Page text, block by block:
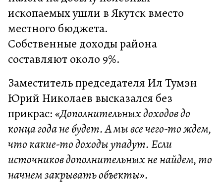
ископаемых ушли в Якутск вместо
местного бюджета.
Собственные доходы района
составляют около 9%.
Заместитель председателя Ил Тумэн
Юрий Николаев высказался без
прикрас:«Дополнительных доходов до
конца года не будет. А мы все чего-то ждем,
что какие-то доходы упадут. Если
источников дополнительных не найдем, то
начнем закрывать объекты».